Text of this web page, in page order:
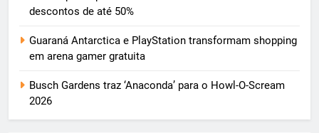
descontos de até 50%
Guaraná Antarctica e PlayStation transformam shopping
em arena gamer gratuita
Busch Gardens traz ‘Anaconda’ para o Howl-O-Scream
2026